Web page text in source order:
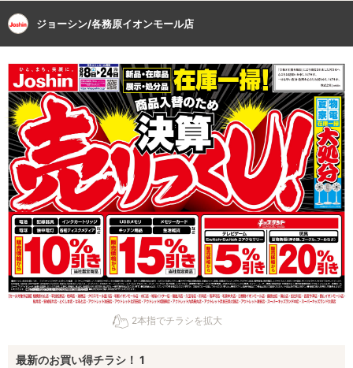
ジョーシン/各務原イオンモール店
2本指でチラシを拡大
最新のお買い得チラシ！ 1